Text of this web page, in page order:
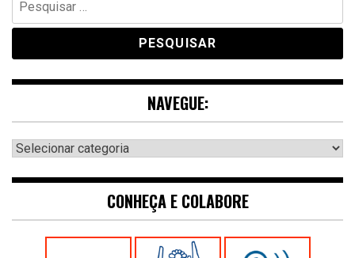
por:
NAVEGUE:
Navegue:
CONHEÇA E COLABORE